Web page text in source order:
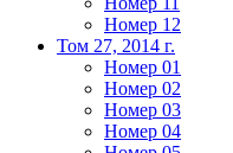
Номер 12
Том 27, 2014 г.
Номер 01
Номер 02
Номер 03
Номер 04